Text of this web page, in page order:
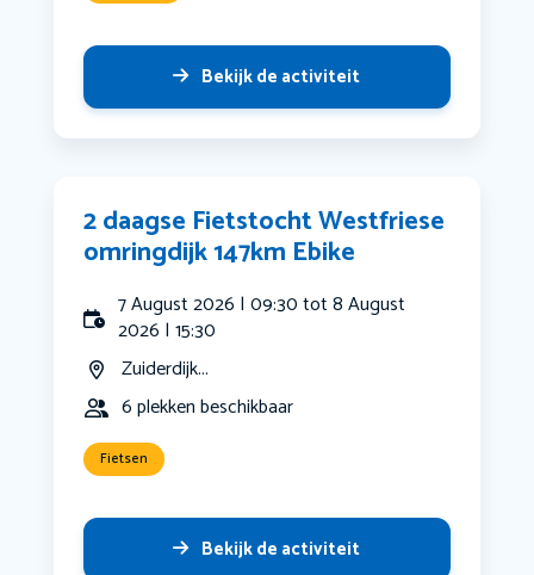
Bekijk de activiteit
2 daagse Fietstocht Westfriese
omringdijk 147km Ebike
7 August 2026 | 09:30 tot 8 August
2026 | 15:30
Zuiderdijk...
6 plekken beschikbaar
Fietsen
Bekijk de activiteit